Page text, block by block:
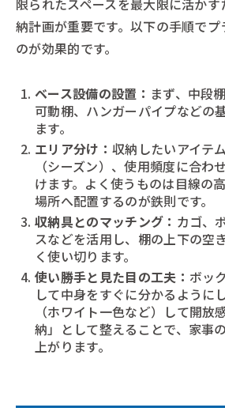
限られたスペースを最大限に活か
納計画が重要です。以下の手順で
のが効果的です。
ベース設備の設置： まず、中段
可動棚、ハンガーパイプなどの
ます。
エリア分け： 収納したいアイテ
（シーズン）、使用頻度に合わ
けます。よく使うものは目線の
場所へ配置するのが鉄則です。
収納具とのマッチング： カゴ、
スなどを活用し、棚の上下の空
く使い切ります。
使い勝手と見た目の工夫： ボッ
して中身をすぐに分かるように
（ホワイト一色など）して開放
納」として整えることで、家事
上がります。